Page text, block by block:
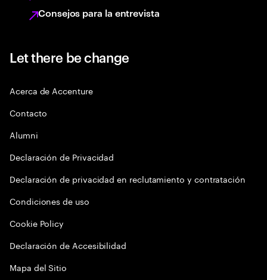
Consejos para la entrevista
Let there be change
Acerca de Accenture
Contacto
Alumni
Declaración de Privacidad
Declaración de privacidad en reclutamiento y contratación
Condiciones de uso
Cookie Policy
Declaración de Accesibilidad
Mapa del Sitio